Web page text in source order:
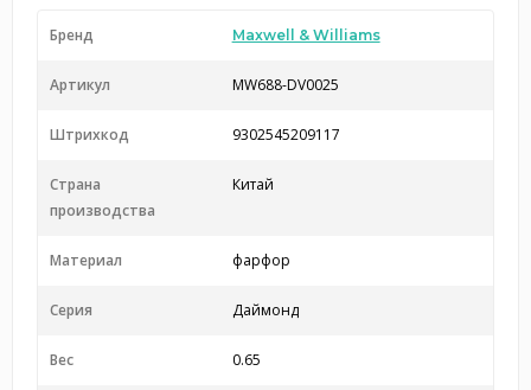
Бренд Maxwell & Williams
Артикул MW688-DV0025
Штрихкод 9302545209117
Страна
производства
Китай
Материал фарфор
Серия Даймонд
Вес 0.65